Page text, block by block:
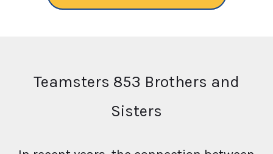
Teamsters 853 Brothers and
Sisters